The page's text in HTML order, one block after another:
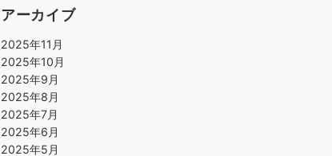
アーカイブ
2025年11月
2025年10月
2025年9月
2025年8月
2025年7月
2025年6月
2025年5月